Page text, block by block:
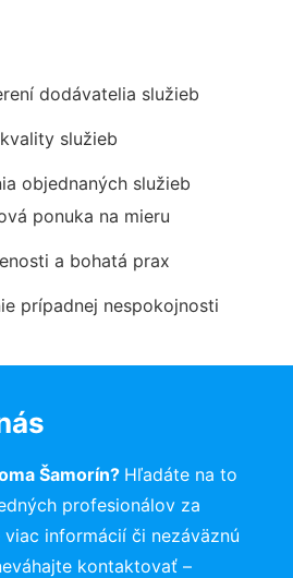
dodávatelia služieb
služieb
objednaných služieb
ponuka na mieru
a bohatá prax
prípadnej nespokojnosti
Šamorín? Hľadáte na to
profesionálov za
viac informácií či nezáväznú
kontaktovať –